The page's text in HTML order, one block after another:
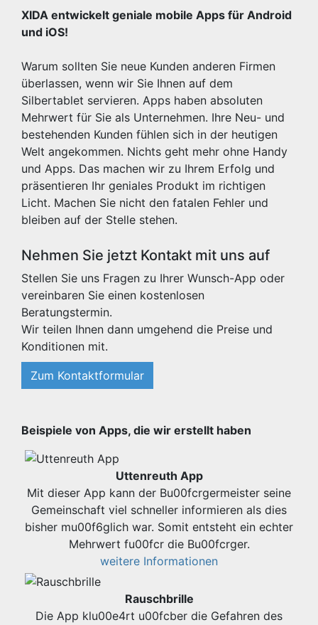
XIDA entwickelt geniale mobile Apps für Android
und iOS!
Warum sollten Sie neue Kunden anderen Firmen
überlassen, wenn wir Sie Ihnen auf dem
Silbertablet servieren. Apps haben absoluten
Mehrwert für Sie als Unternehmen. Ihre Neu- und
bestehenden Kunden fühlen sich in der heutigen
Welt angekommen. Nichts geht mehr ohne Handy
und Apps. Das machen wir zu Ihrem Erfolg und
präsentieren Ihr geniales Produkt im richtigen
Licht. Machen Sie nicht den fatalen Fehler und
bleiben auf der Stelle stehen.
Nehmen Sie jetzt Kontakt mit uns auf
Stellen Sie uns Fragen zu Ihrer Wunsch-App oder
vereinbaren Sie einen kostenlosen
Beratungstermin.
Wir teilen Ihnen dann umgehend die Preise und
Konditionen mit.
Zum Kontaktformular
Beispiele von Apps, die wir erstellt haben
Uttenreuth App
Mit dieser App kann der Bu00fcrgermeister seine
Gemeinschaft viel schneller informieren als dies
bisher mu00f6glich war. Somit entsteht ein echter
Mehrwert fu00fcr die Bu00fcrger.
weitere Informationen
Rauschbrille
Die App klu00e4rt u00fcber die Gefahren des